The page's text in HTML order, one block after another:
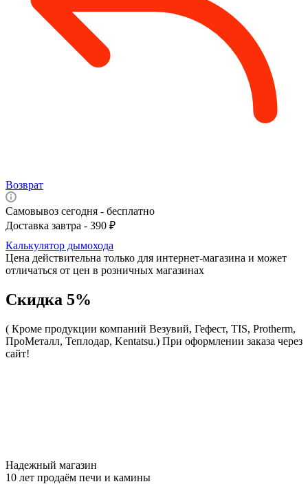
Возврат
Самовывоз сегодня - бесплатно
Доставка завтра - 390 ₽
Калькулятор дымохода
Цена действительна только для интернет-магазина и может
отличаться от цен в розничных магазинах
Скидка 5%
( Кроме продукции компаний Везувий, Гефест, TIS, Protherm,
ПроМеталл, Теплодар, Kentatsu.) При оформлении заказа через
сайт!
Надежный магазин
10 лет продаём печи и камины